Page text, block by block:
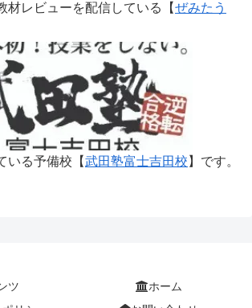
材レビューを配信している【ぜみたう
いる予備校【武田塾富士吉田校 】です。
ツ
ホーム